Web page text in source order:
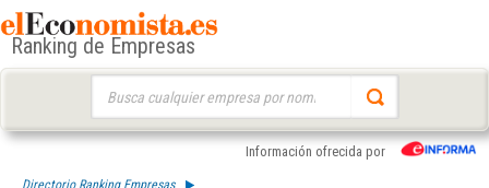
Ranking de Empresas
Información ofrecida por
Directorio Ranking Empresas